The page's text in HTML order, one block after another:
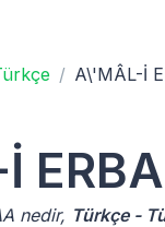
A\'MÂL-İ
nedir, Türkçe -